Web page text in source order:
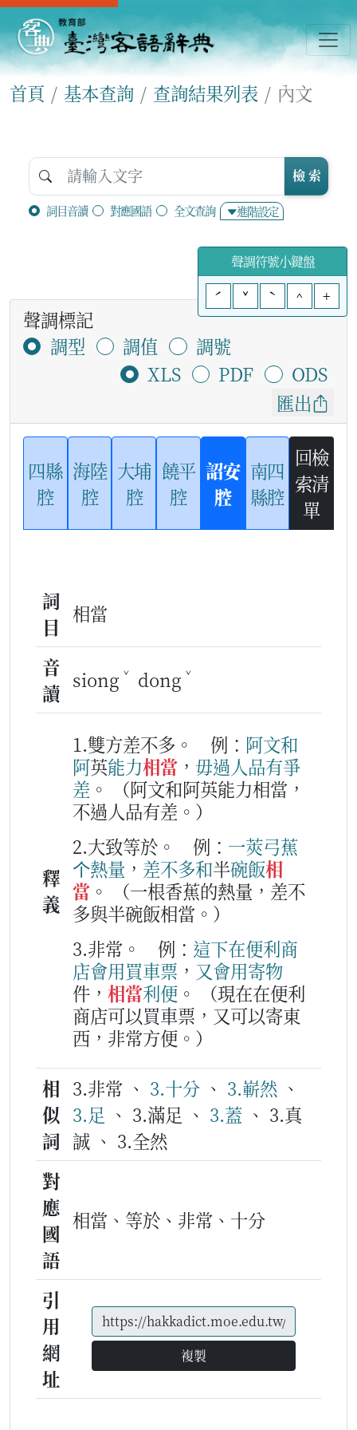
首頁 基本查詢 查詢結果列表 內文
詞目音讀 對應國語 全文查詢 進階設定
檢 索
聲調符號小鍵盤
ˊ
ˇ ˋ ^ +
聲調標記
調型
調值
調號
XLS
PDF
ODS
匯出
四縣
腔
海陸
腔
大埔
腔
饒平
腔
詔安
腔
南四
縣腔
回檢
索清
單
詞
目
相當
音
讀
siong ˇ dong ˇ
釋
義
1.雙方差不多。 例： 阿文和
阿英能力相當 ， 毋過人品有爭
差 。
（阿文和阿英能力相當，
不過人品有差。）
2.大致等於。
例： 一莢弓蕉
个熱量 ， 差不多和半碗飯相
當 。
（一根香蕉的熱量，差不
多與半碗飯相當。）
3.非常。
例： 這下在便利商
店會用買車票 ， 又會用寄物
件， 相當利便 。
（現在在便利
商店可以買車票，又可以寄東
西，非常方便。）
相
似
詞
3.非常 、 3.十分 、 3.嶄然 、
3.足 、 3.滿足 、 3.蓋 、 3.真
誠 、 3.全然
對
應
國
語
相當、等於、非常、十分
引
用
網
址
複製